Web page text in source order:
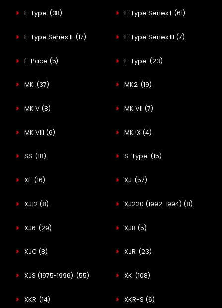
E-Type (38) E-Type Series I (61)
E-Type Series II (17) E-Type Series III (7)
F-Pace (5) F-Type (23)
MK (37) MK2 (19)
MK V (8) MK VII (7)
MK VIII (6) MK IX (4)
SS (18) S-Type (15)
XF (16) XJ (57)
XJ12 (8) XJ220 (1992-1994) (8)
XJ6 (29) XJ8 (5)
XJC (8) XJR (23)
XJS (1975-1996) (55) XK (108)
XKR (14) XKR-S (6)